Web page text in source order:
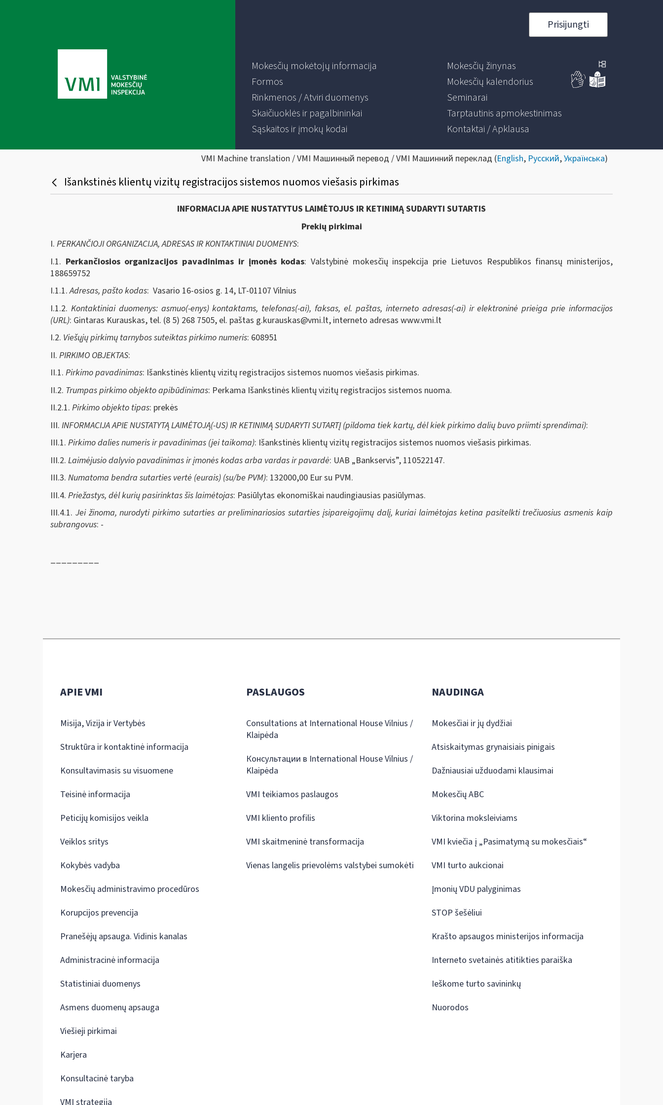
Prisijungti
Mokesčių mokėtojų informacija
Formos
Rinkmenos / Atviri duomenys
Skaičiuoklės ir pagalbininkai
Sąskaitos ir įmokų kodai
Mokesčių žinynas
Mokesčių kalendorius
Seminarai
Tarptautinis apmokestinimas
Kontaktai / Apklausa
VMI Machine translation / VMI Машинный перевод / VMI Машинний переклад (English, Русский,Українська)
Išankstinės klientų vizitų registracijos sistemos nuomos viešasis pirkimas
INFORMACIJA APIE NUSTATYTUS LAIMĖTOJUS IR KETINIMĄ SUDARYTI SUTARTIS
Prekių pirkimai
I. PERKANČIOJI ORGANIZACIJA, ADRESAS IR KONTAKTINIAI DUOMENYS:
I.1. Perkančiosios organizacijos pavadinimas ir įmonės kodas: Valstybinė mokesčių inspekcija prie Lietuvos Respublikos finansų ministerijos,
188659752
I.1.1.Adresas, pašto kodas: Vasario 16-osios g. 14, LT-01107 Vilnius
I.1.2. Kontaktiniai duomenys: asmuo(-enys) kontaktams, telefonas(-ai), faksas, el. paštas, interneto adresas(-ai) ir elektroninė prieiga prie informacijos
(URL): Gintaras Kurauskas, tel. (8 5) 268 7505, el. paštas g.kurauskas@vmi.lt, interneto adresas www.vmi.lt
I.2. Viešųjų pirkimų tarnybos suteiktas pirkimo numeris: 608951
II. PIRKIMO OBJEKTAS:
II.1. Pirkimo pavadinimas: Išankstinės klientų vizitų registracijos sistemos nuomos viešasis pirkimas.
II.2. Trumpas pirkimo objekto apibūdinimas: Perkama Išankstinės klientų vizitų registracijos sistemos nuoma.
II.2.1. Pirkimo objekto tipas: prekės
III. INFORMACIJA APIE NUSTATYTĄ LAIMĖTOJĄ(-US) IR KETINIMĄ SUDARYTI SUTARTĮ (pildoma tiek kartų, dėl kiek pirkimo dalių buvo priimti sprendimai):
III.1. Pirkimo dalies numeris ir pavadinimas (jei taikoma): Išankstinės klientų vizitų registracijos sistemos nuomos viešasis pirkimas.
III.2. Laimėjusio dalyvio pavadinimas ir įmonės kodas arba vardas ir pavardė: UAB „Bankservis”, 110522147.
III.3. Numatoma bendra sutarties vertė (eurais) (su/be PVM): 132000,00 Eur su PVM.
III.4. Priežastys, dėl kurių pasirinktas šis laimėtojas: Pasiūlytas ekonomiškai naudingiausias pasiūlymas.
III.4.1. Jei žinoma, nurodyti pirkimo sutarties ar preliminariosios sutarties įsipareigojimų dalį, kuriai laimėtojas ketina pasitelkti trečiuosius asmenis kaip
subrangovus: -
_________
APIE VMI
Misija, Vizija ir Vertybės
Struktūra ir kontaktinė informacija
Konsultavimasis su visuomene
Teisinė informacija
Peticijų komisijos veikla
Veiklos sritys
Kokybės vadyba
Mokesčių administravimo procedūros
Korupcijos prevencija
Pranešėjų apsauga. Vidinis kanalas
Administracinė informacija
Statistiniai duomenys
Asmens duomenų apsauga
Viešieji pirkimai
Karjera
Konsultacinė taryba
VMI strategija
PASLAUGOS
Consultations at International House Vilnius /
Klaipėda
Консультации в International House Vilnius /
Klaipėda
VMI teikiamos paslaugos
VMI kliento profilis
VMI skaitmeninė transformacija
Vienas langelis prievolėms valstybei sumokėti
NAUDINGA
Mokesčiai ir jų dydžiai
Atsiskaitymas grynaisiais pinigais
Dažniausiai užduodami klausimai
Mokesčių ABC
Viktorina moksleiviams
VMI kviečia į „Pasimatymą su mokesčiais“
VMI turto aukcionai
Įmonių VDU palyginimas
STOP šešėliui
Krašto apsaugos ministerijos informacija
Interneto svetainės atitikties paraiška
Ieškome turto savininkų
Nuorodos